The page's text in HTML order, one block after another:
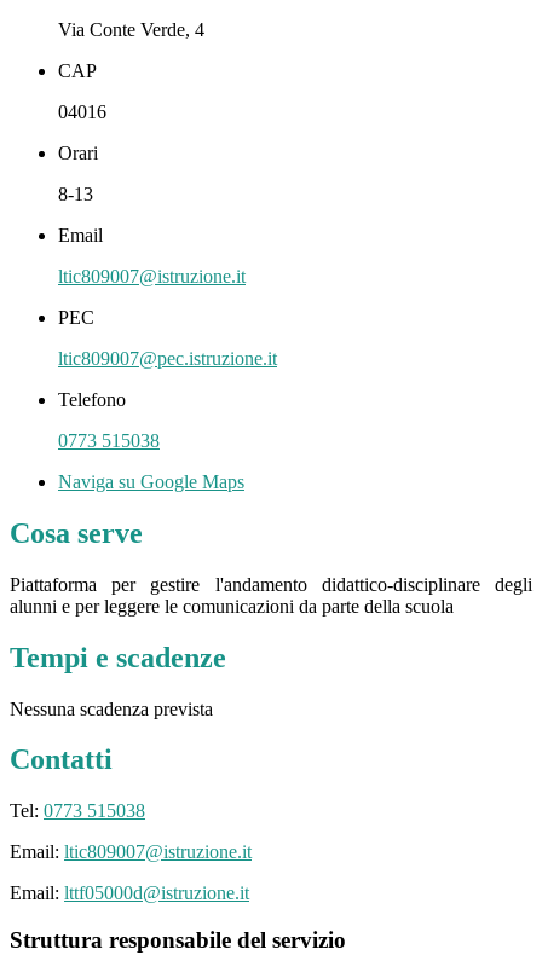
Via Conte Verde, 4
CAP
04016
Orari
8-13
Email
ltic809007@istruzione.it
PEC
ltic809007@pec.istruzione.it
Telefono
0773 515038
Naviga su Google Maps
Cosa serve
Piattaforma per gestire l'andamento didattico-disciplinare degli
alunni e per leggere le comunicazioni da parte della scuola
Tempi e scadenze
Nessuna scadenza prevista
Contatti
Tel: 0773 515038
Email: ltic809007@istruzione.it
Email: lttf05000d@istruzione.it
Struttura responsabile del servizio